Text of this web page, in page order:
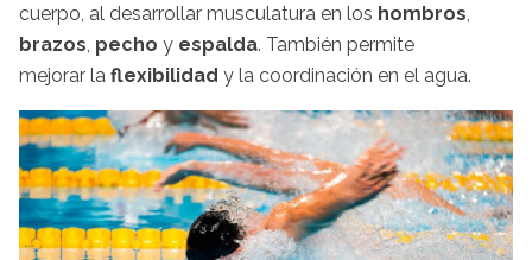
cuerpo, al desarrollar musculatura en los hombros
brazos pecho y espalda. También permite
mejorar la flexibilidad y la coordinación en el agua.